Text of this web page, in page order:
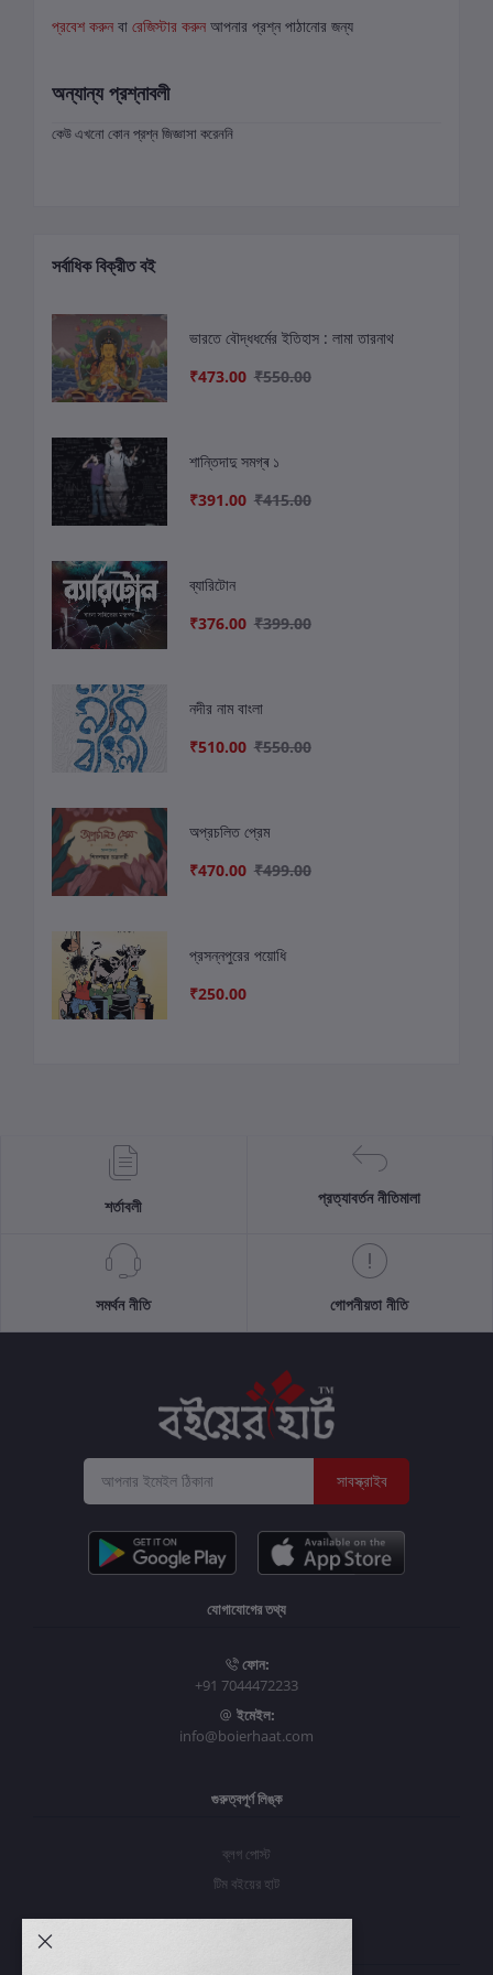
প্রবেশ করুন বা রেজিস্টার করুন আপনার প্রশ্ন পাঠানোর জন্য
অন্যান্য প্রশ্নাবলী
কেউ এখনো কোন প্রশ্ন জিজ্ঞাসা করেননি
সর্বাধিক বিক্রীত বই
ভারতে বৌদ্ধধর্মের ইতিহাস : লামা তারনাথ
₹473.00 ₹550.00
শান্তিদাদু সমগ্ৰ ১
₹391.00 ₹415.00
ব্যারিটোন
₹376.00 ₹399.00
নদীর নাম বাংলা
₹510.00 ₹550.00
অপ্রচলিত প্রেম
₹470.00 ₹499.00
প্রসন্নপুরের পয়োধি
₹250.00
শর্তাবলী প্রত্যাবর্তন নীতিমালা
সমর্থন নীতি গোপনীয়তা নীতি
সাবস্ক্রাইব
যোগাযোগের তথ্য
ফোন:
+91 7044472233
ইমেইল:
info@boierhaat.com
গুরুত্বপূর্ণ লিঙ্ক
ব্লগ পোস্ট
টিম বইয়ের হাট